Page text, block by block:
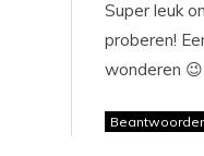
Super leuk
proberen!
wonderen 😉